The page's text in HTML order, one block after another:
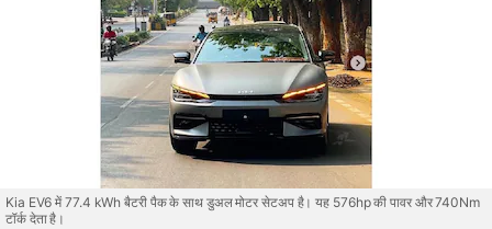
Kia EV6 में 77.4 kWh बैटरी पैक के साथ डुअल मोटर सेटअप है। यह 576hp की पावर और 740Nm
टॉर्क देता है।